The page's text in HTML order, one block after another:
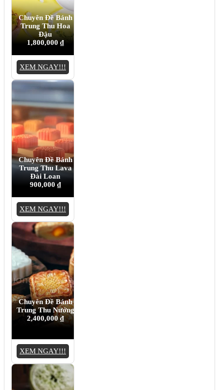
Chuyên Đề Bánh
Trung Thu Hoa
Đậu
1,800,000 ₫
XEM NGAY!!!
Chuyên Đề Bánh
Trung Thu Lava
Đài Loan
900,000 ₫
XEM NGAY!!!
Chuyên Đề Bánh
Trung Thu Nướng
2,400,000₫
XEM NGAY!!!